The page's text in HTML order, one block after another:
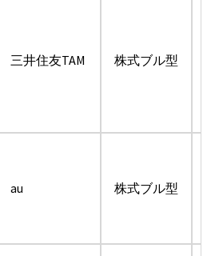
三井住友TAM 株式ブル型
au 株式ブル型